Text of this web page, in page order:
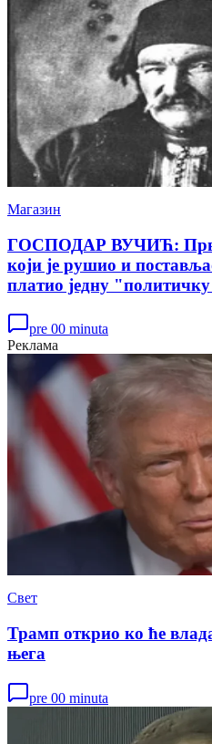
Магазин
ГОСПОДАР ВУЧИЋ:
који је рушио и
платио једну
pre 00 minuta
Реклама
Свет
Трамп открио ко ће
њега
pre 00 minuta